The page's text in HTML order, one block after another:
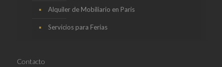
Alquiler de Mobiliario en Paris
Servicios para Ferias
Contacto